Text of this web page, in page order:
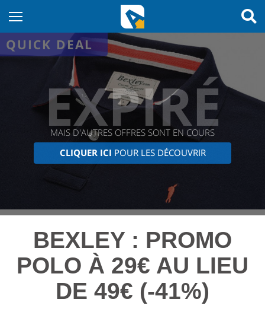
QUICK DEAL
EXPIRÉ
MAIS D'AUTRES OFFRES SONT EN COURS
CLIQUER ICI POUR LES DÉCOUVRIR
BEXLEY : PROMO
POLO À 29€ AU LIEU
DE 49€ (-41%)